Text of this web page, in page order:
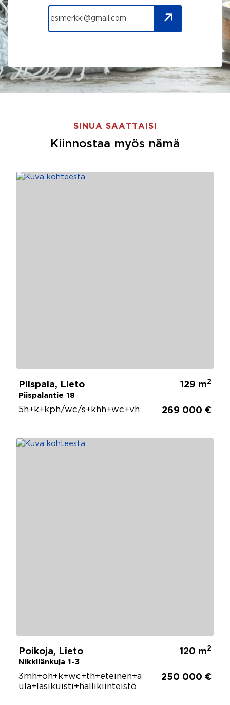
SINUA SAATTAISI
Kiinnostaa myös nämä
Piispala, Lieto
Piispalantie 18
129 m2
5h+k+kph/wc/s+khh+wc+vh 269 000 €
Poikoja, Lieto
Nikkilänkuja 1-3
120 m2
3mh+oh+k+wc+th+eteinen+a
ula+lasikuisti+hallikiinteistö
250 000 €